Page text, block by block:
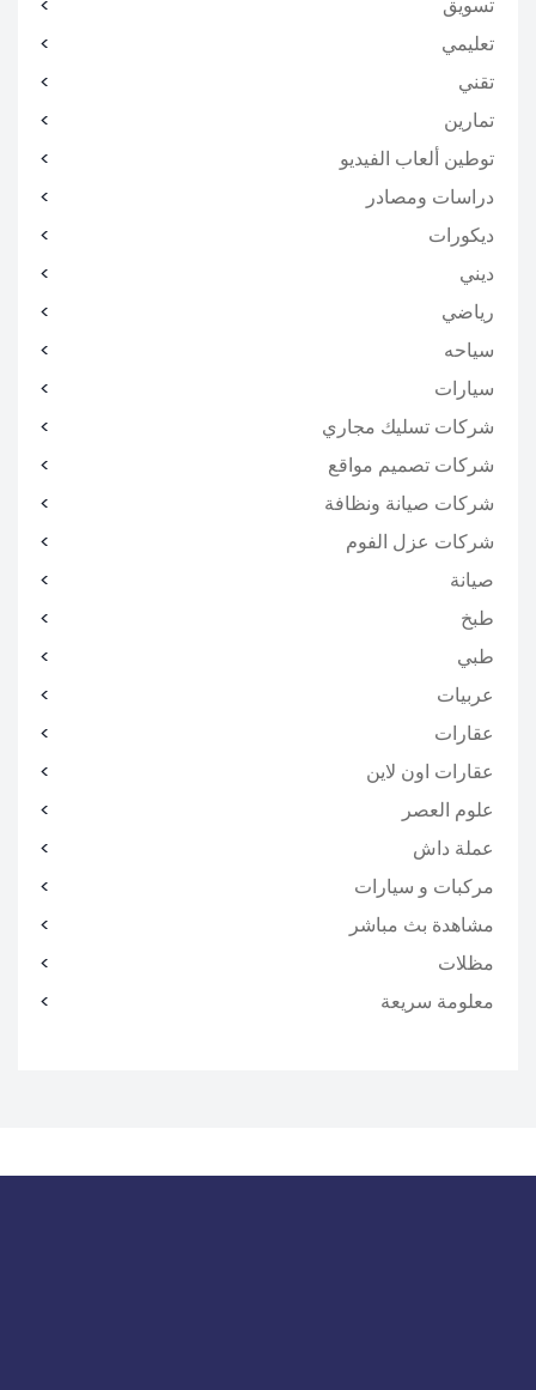
تعليمي
تقني
تمارين
توطين ألعاب الفيديو
دراسات ومصادر
ديكورات
ديني
رياضي
سياحه
سيارات
شركات تسليك مجاري
شركات تصميم مواقع
شركات صيانة ونظافة
شركات عزل الفوم
صيانة
طبخ
طبي
عربيات
عقارات
عقارات اون لاين
علوم العصر
عملة داش
مركبات و سيارات
مشاهدة بث مباشر
مظلات
معلومة سريعة